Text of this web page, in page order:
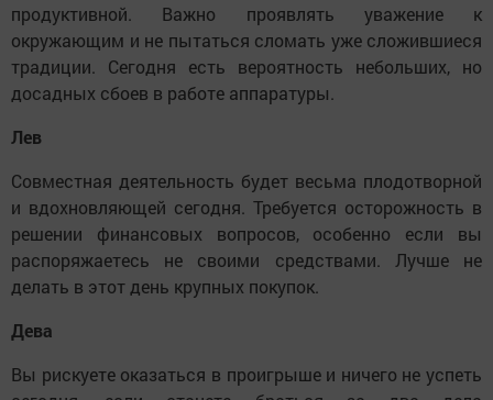
продуктивной. Важно проявлять уважение к
окружающим и не пытаться сломать уже сложившиеся
традиции. Сегодня есть вероятность небольших, но
досадных сбоев в работе аппаратуры.
Лев
Совместная деятельность будет весьма плодотворной
и вдохновляющей сегодня. Требуется осторожность в
решении финансовых вопросов, особенно если вы
распоряжаетесь не своими средствами. Лучше не
делать в этот день крупных покупок.
Дева
Вы рискуете оказаться в проигрыше и ничего не успеть